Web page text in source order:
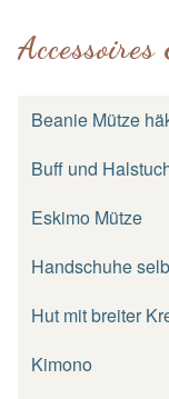
Beanie Mütze
Buff und
Eskimo Mütze
Handschuhe
Hut mit breiter
Kimono